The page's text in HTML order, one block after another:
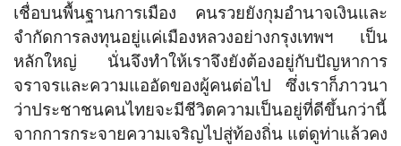
เชื่อบนพื้นฐานการเมือง คนรวยยังกุมอำนาจเงินและ
จำกัดการลงทุนอยู่แค่เมืองหลวงอย่างกรุงเทพฯ เป็น
หลักใหญ่ นั่นจึงทำให้เราจึงยังต้องอยู่กับปัญหาการ
จราจรและความแออัดของผู้คนต่อไป ซึ่งเราก็ภาวนา
ว่าประชาชนคนไทยจะมีชีวิตความเป็นอยู่ที่ดีขึ้นกว่านี้
จากการกระจายความเจริญไปสู่ท้องถิ่น แต่ดูท่าแล้วคง